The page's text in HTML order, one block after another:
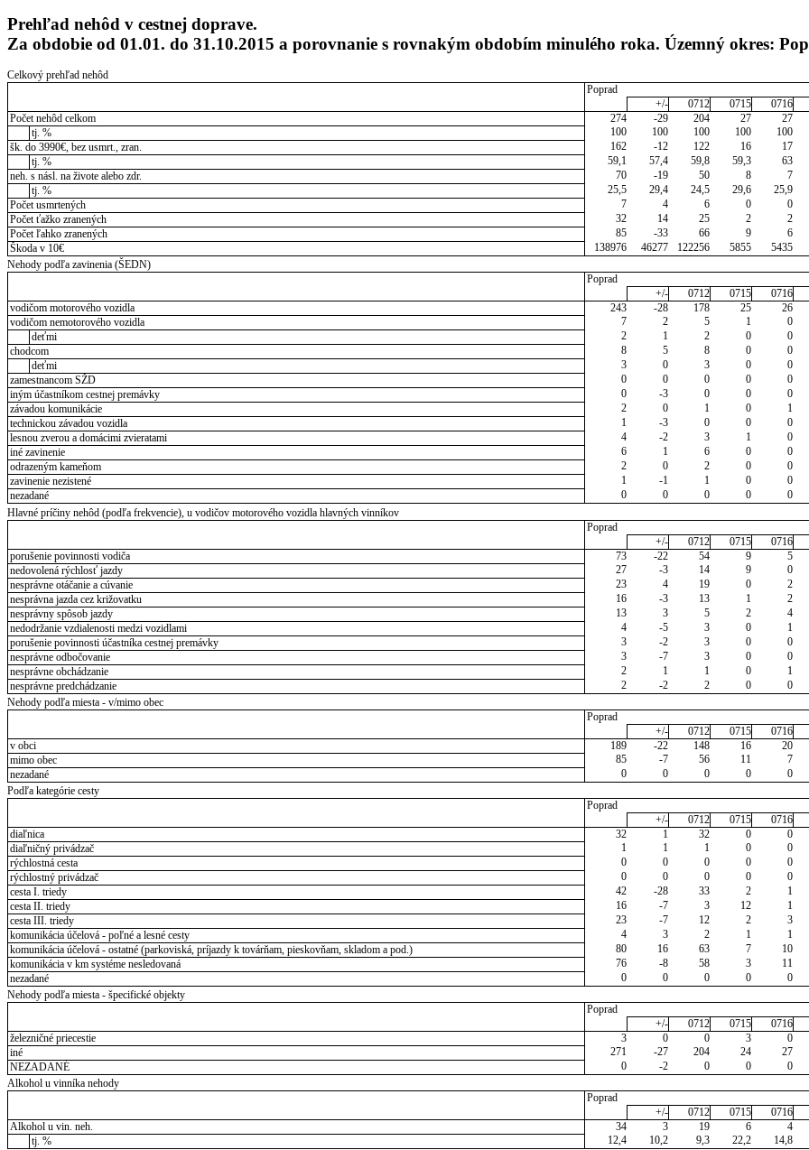
Prehľad nehôd v cestnej doprave.
Za obdobie od 01.01. do 31.10.2015 a porovnanie s rovnakým obdobím minulého roka. Územný okres:
Celkový prehľad nehôd
Poprad
+/-
0712 0715 0716
Počet nehôd celkom
274 -29 204 27 27
tj. %
100 100 100 100 100
šk. do 3990€, bez usmrt., zran.
162 -12 122 16 17
tj. %
59,1 57,4 59,8 59,3 63
neh. s násl. na živote alebo zdr.
70 -19 50 8 7
tj. %
25,5 29,4 24,5 29,6 25,9
Počet usmrtených
7 4 6 0 0
Počet ťažko zranených
32 14 25 2 2
Počet ľahko zranených
85 -33 66 9 6
Škoda v 10€
138976 46277 122256 5855 5435
Nehody podľa zavinenia (ŠEDN)
Poprad
+/-
0712 0715 0716
vodičom motorového vozidla
243 -28 178 25 26
vodičom nemotorového vozidla
7 2 5 1 0
deťmi
2 1 2 0 0
chodcom
8 5 8 0 0
deťmi
3 0 3 0 0
zamestnancom SŽD
0 0 0 0 0
iným účastníkom cestnej premávky
0 -3 0 0 0
závadou komunikácie
2 0 1 0 1
technickou závadou vozidla
1 -3 0 0 0
lesnou zverou a domácimi zvieratami
4 -2 3 1 0
iné zavinenie
6 1 6 0 0
odrazeným kameňom
2 0 2 0 0
zavinenie nezistené
1 -1 1 0 0
nezadané
0 0 0 0 0
Hlavné príčiny nehôd (podľa frekvencie), u vodičov motorového vozidla hlavných vinníkov
Poprad
+/-
0712 0715 0716
porušenie povinnosti vodiča
73 -22 54 9 5
nedovolená rýchlosť jazdy
27 -3 14 9 0
nesprávne otáčanie a cúvanie
23 4 19 0 2
nesprávna jazda cez križovatku
16 -3 13 1 2
nesprávny spôsob jazdy
13 3 5 2 4
nedodržanie vzdialenosti medzi vozidlami
4 -5 3 0 1
porušenie povinnosti účastníka cestnej premávky
3 -2 3 0 0
nesprávne odbočovanie
3 -7 3 0 0
nesprávne obchádzanie
2 1 1 0 1
nesprávne predchádzanie
2 -2 2 0 0
Nehody podľa miesta - v/mimo obec
Poprad
+/-
0712 0715 0716
v obci
189 -22 148 16 20
mimo obec
85 -7 56 11 7
nezadané
0 0 0 0 0
Podľa kategórie cesty
Poprad
+/-
0712 0715 0716
diaľnica
32 1 32 0 0
diaľničný privádzač
1 1 1 0 0
rýchlostná cesta
0 0 0 0 0
rýchlostný privádzač
0 0 0 0 0
cesta I. triedy
42 -28 33 2 1
cesta II. triedy
16 -7 3 12 1
cesta III. triedy
23 -7 12 2 3
komunikácia účelová - poľné a lesné cesty
4 3 2 1 1
komunikácia účelová - ostatné (parkoviská, príjazdy k továrňam, pieskovňam, skladom a pod.)
80 16 63 7 10
komunikácia v km systéme nesledovaná
76 -8 58 3 11
nezadané
0 0 0 0 0
Nehody podľa miesta - špecifické objekty
Poprad
+/-
0712 0715 0716
železničné priecestie
3 0 0 3 0
iné
271 -27 204 24 27
NEZADANÉ
0 -2 0 0 0
Alkohol u vinníka nehody
Poprad
+/-
0712 0715 0716
Alkohol u vin. neh.
34 3 19 6 4
tj. %
12,4 10,2 9,3 22,2 14,8